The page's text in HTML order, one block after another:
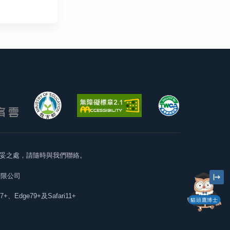
貓頭鷹博士
之處，請隨時與我們聯絡。
公司
、Edge79+及Safari11+